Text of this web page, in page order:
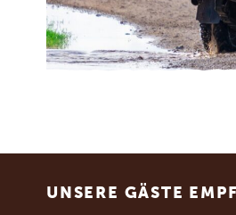
UNSERE GÄSTE